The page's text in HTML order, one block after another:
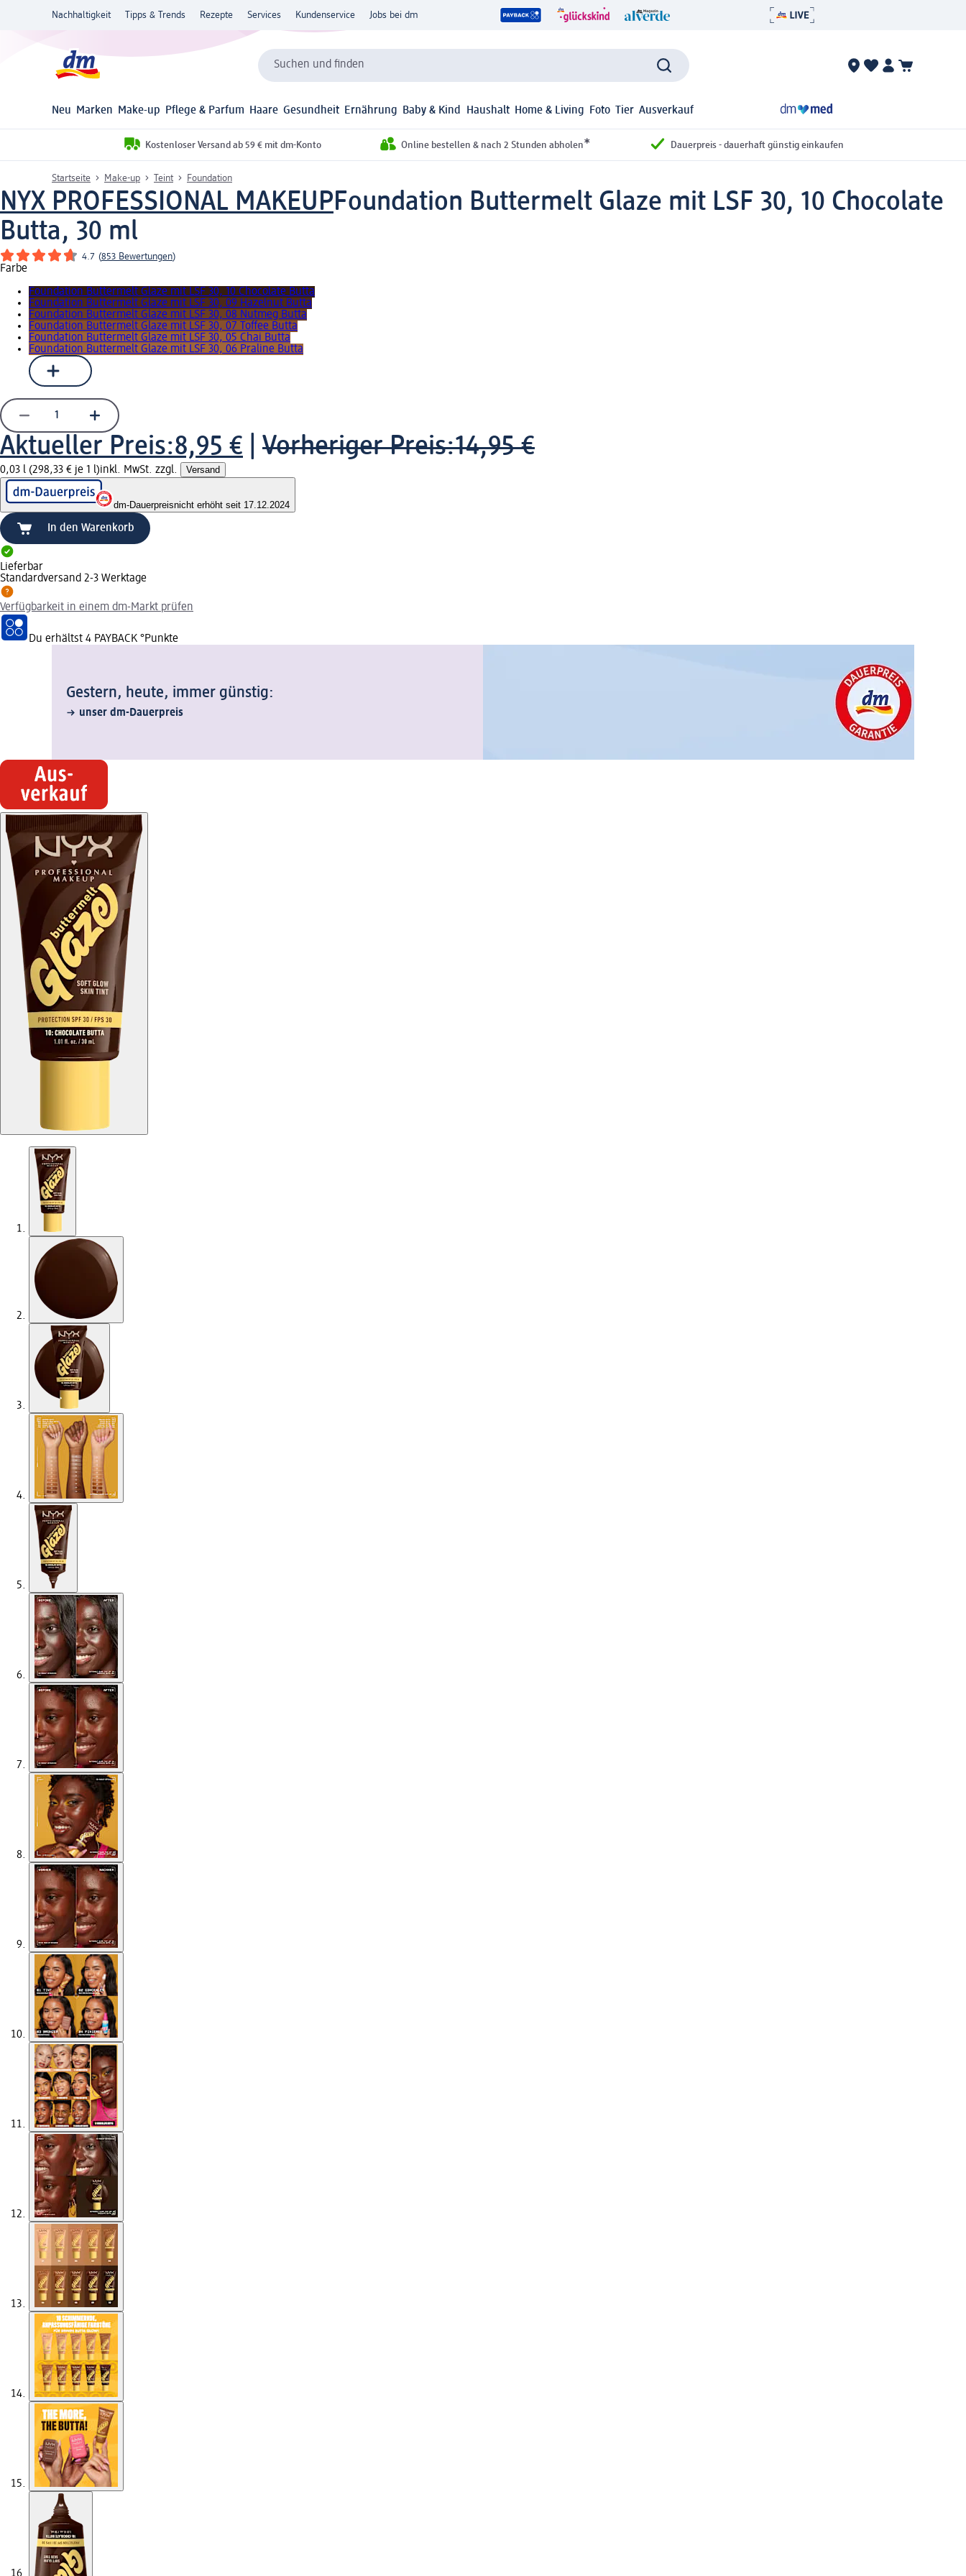
Nachhaltigkeit Tipps & Trends Rezepte Services Kundenservice Jobs bei dm
Suchen und finden
Neu Marken Make-up Pflege & Parfum Haare Gesundheit Ernährung Baby & Kind Haushalt Home & Living Foto Tier Ausverkauf
Kostenloser Versand ab 59 € mit dm-Konto Online bestellen & nach 2 Stunden abholen* Dauerpreis - dauerhaft günstig einkaufen
Startseite Make-up Teint Foundation
NYX PROFESSIONAL MAKEUPFoundation Buttermelt Glaze mit LSF 30, 10 Chocolate
Butta, 30 ml
4.7 (853 Bewertungen)
Farbe
Foundation Buttermelt Glaze mit LSF 30, 10 Chocolate Butta
Foundation Buttermelt Glaze mit LSF 30, 09 Hazelnut Butta
Foundation Buttermelt Glaze mit LSF 30, 08 Nutmeg Butta
Foundation Buttermelt Glaze mit LSF 30, 07 Toffee Butta
Foundation Buttermelt Glaze mit LSF 30, 05 Chai Butta
Foundation Buttermelt Glaze mit LSF 30, 06 Praline Butta
Aktueller Preis:8,95 € Vorheriger Preis:14,95 €
0,03 l (298,33 € je 1 l)inkl. MwSt. zzgl. Versand
dm-Dauerpreisnicht erhöht seit 17.12.2024
In den Warenkorb
Lieferbar
Standardversand 2-3 Werktage
Verfügbarkeit in einem dm-Markt prüfen
Du erhältst 4 PAYBACK °Punkte
Gestern, heute, immer günstig:
unser dm-Dauerpreis